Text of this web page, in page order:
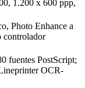
1.200 x 600 ppp,
Photo Enhance a
controlador
fuentes PostScript;
OCR-